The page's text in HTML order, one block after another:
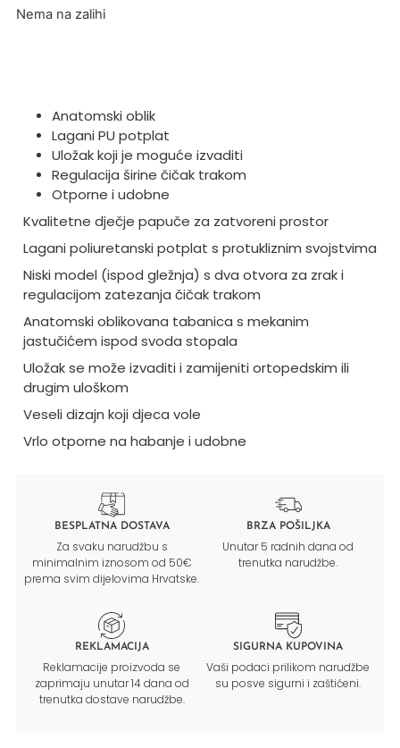
Nema na zalihi
Anatomski oblik
Lagani PU potplat
Uložak koji je moguće izvaditi
Regulacija širine čičak trakom
Otporne i udobne
Kvalitetne dječje papuče za zatvoreni prostor
Lagani poliuretanski potplat s protukliznim svojstvima
Niski model (ispod gležnja) s dva otvora za zrak i
regulacijom zatezanja čičak trakom
Anatomski oblikovana tabanica s mekanim
jastučićem ispod svoda stopala
Uložak se može izvaditi i zamijeniti ortopedskim ili
drugim uloškom
Veseli dizajn koji djeca vole
Vrlo otporne na habanje i udobne
BESPLATNA DOSTAVA
Za svaku narudžbu s
minimalnim iznosom od 50€
prema svim dijelovima Hrvatske.
BRZA POŠILJKA
Unutar 5 radnih dana od
trenutka narudžbe.
REKLAMACIJA
Reklamacije proizvoda se
zaprimaju unutar 14 dana od
trenutka dostave narudžbe.
SIGURNA KUPOVINA
Vaši podaci prilikom narudžbe
su posve sigurni i zaštićeni.